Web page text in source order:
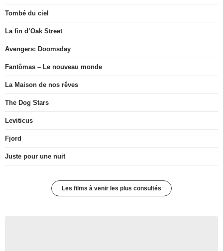
Tombé du ciel
La fin d’Oak Street
Avengers: Doomsday
Fantômas – Le nouveau monde
La Maison de nos rêves
The Dog Stars
Leviticus
Fjord
Juste pour une nuit
Les films à venir les plus consultés